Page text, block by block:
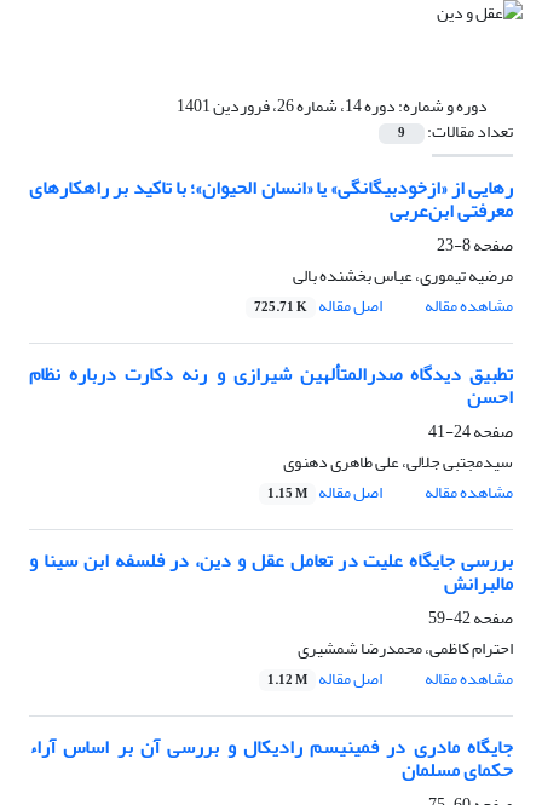
دوره و شماره:دوره 14، شماره 26، فروردین 1401
تعداد مقالات: 9
رهایی از «ازخودبیگانگی» یا «انسان الحیوان»؛ با تاکید بر راهکارهای
معرفتی ابن‌عربی
صفحه8-23
مرضیه تیموری، عباس بخشنده بالی
مشاهده مقاله
اصل مقاله 725.71 K
تطبیق دیدگاه صدرالمتألهین شیرازی و رنه دکارت درباره نظام
احسن
صفحه24-41
سیدمجتبی جلالی، علی طاهری دهنوی
مشاهده مقاله
اصل مقاله 1.15 M
بررسی جایگاه علیت در تعامل عقل و دین، در فلسفه ابن سینا و
مالبرانش
صفحه42-59
احترام کاظمی، محمدرضا شمشیری
مشاهده مقاله
اصل مقاله 1.12 M
جایگاه مادری در فمینیسم رادیکال و بررسی آن بر اساس آراء
حکمای مسلمان